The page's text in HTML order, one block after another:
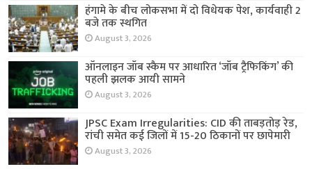
हंगामे के बीच लोकसभा में दो विधेयक पेश, कार्यवाही 2
बजे तक स्थगित
August 3, 2026
ऑनलाइन जॉब स्कैम पर आधारित ‘जॉब ट्रैफिकिंग’ की
पहली झलक आयी सामने
August 3, 2026
JPSC Exam Irregularities: CID की ताबड़तोड़ रेड,
रांची समेत कई जिलों में 15-20 ठिकानों पर छापेमारी
August 3, 2026